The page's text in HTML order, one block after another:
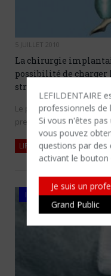
LEFILDENTAIRE
professionnels de
Si vous n'êtes​
vous pouvez
questions par des
activant le bouton
Je suis un
Grand Public
5 JUILLET 2010
La chirurgie
possibilité de charger
structure immédiate
Le protocole classique de
prescrit de laisser les
LIRE LA SUITE
IMPLANTOLOGIE